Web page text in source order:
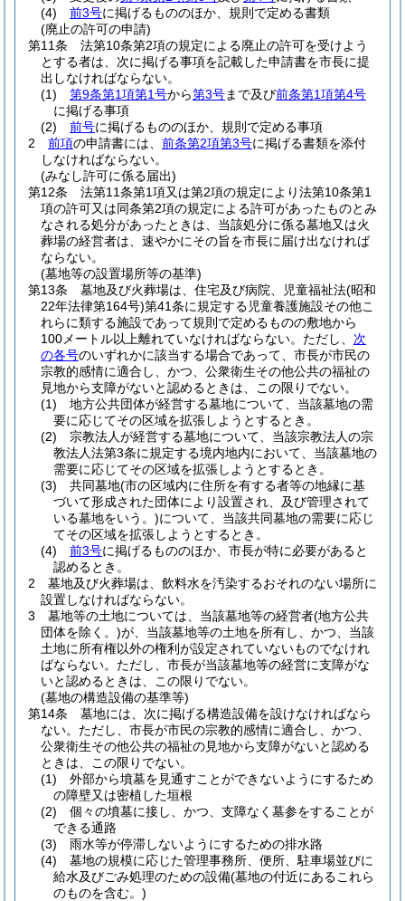
(4)
前3号に掲げるもののほか、規則で定める書類
(廃止の許可の申請)
第11条
法第10条第2項の規定による廃止の許可を受けよう
とする者は、次に掲げる事項を記載した申請書を市長に提
出しなければならない。
(1)
第9条第1項第1号から第3号まで及び前条第1項第4号
に掲げる事項
(2)
前号に掲げるもののほか、規則で定める事項
2
前項の申請書には、 前条第2項第3号に掲げる書類を添付
しなければならない。
(みなし許可に係る届出)
第12条
法第11条第1項又は第2項の規定により法第10条第1
項の許可又は同条第2項の規定による許可があったものとみ
なされる処分があったときは、当該処分に係る墓地又は火
葬場の経営者は、速やかにその旨を市長に届け出なければ
ならない。
(墓地等の設置場所等の基準)
第13条
墓地及び火葬場は、住宅及び病院、児童福祉法(昭和
22年法律第164号)第41条に規定する児童養護施設その他こ
れらに類する施設であって規則で定めるものの敷地から
100メートル以上離れていなければならない。 ただし、 次
の各号のいずれかに該当する場合であって、市長が市民の
宗教的感情に適合し、かつ、公衆衛生その他公共の福祉の
見地から支障がないと認めるときは、この限りでない。
(1)
地方公共団体が経営する墓地について、当該墓地の需
要に応じてその区域を拡張しようとするとき。
(2)
宗教法人が経営する墓地について、当該宗教法人の宗
教法人法第3条に規定する境内地内において、当該墓地の
需要に応じてその区域を拡張しようとするとき。
(3)
共同墓地(市の区域内に住所を有する者等の地縁に基
づいて形成された団体により設置され、及び管理されて
いる墓地をいう。)について、当該共同墓地の需要に応じ
てその区域を拡張しようとするとき。
(4)
前3号に掲げるもののほか、市長が特に必要があると
認めるとき。
2
墓地及び火葬場は、飲料水を汚染するおそれのない場所に
設置しなければならない。
3
墓地等の土地については、当該墓地等の経営者(地方公共
団体を除く。)が、当該墓地等の土地を所有し、かつ、当該
土地に所有権以外の権利が設定されていないものでなけれ
ばならない。 ただし、市長が当該墓地等の経営に支障がな
いと認めるときは、この限りでない。
(墓地の構造設備の基準等)
第14条
墓地には、次に掲げる構造設備を設けなければなら
ない。 ただし、市長が市民の宗教的感情に適合し、かつ、
公衆衛生その他公共の福祉の見地から支障がないと認める
ときは、この限りでない。
(1)
外部から墳墓を見通すことができないようにするため
の障壁又は密植した垣根
(2)
個々の墳墓に接し、かつ、支障なく墓参をすることが
できる通路
(3)
雨水等が停滞しないようにするための排水路
(4)
墓地の規模に応じた管理事務所、便所、駐車場並びに
給水及びごみ処理のための設備(墓地の付近にあるこれら
のものを含む。)